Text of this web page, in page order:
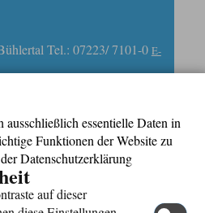
Tel.: 07223/ 7101-0 E-
essentielle Daten in
Funktionen der Website zu
Datenschutzerklärung
auf dieser